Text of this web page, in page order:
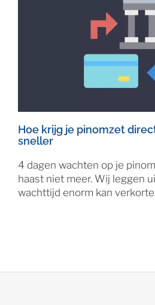
Hoe krijg je pinomzet
sneller
4 dagen wachten op je
haast niet meer. Wij leggen
wachttijd enorm kan